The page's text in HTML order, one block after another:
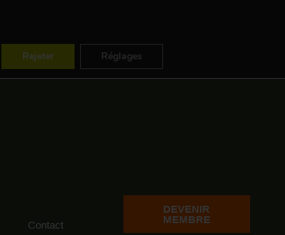
Contact
DEVENIR
MEMBRE
Rejeter Réglages